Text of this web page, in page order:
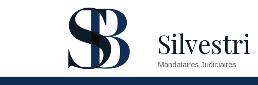
Silvestri -
Mandataires Judiciaires